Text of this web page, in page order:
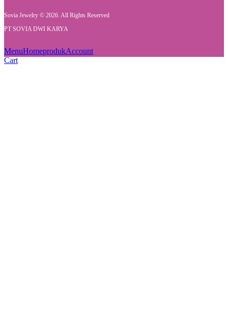
Sovia Jewelry © 2026. All Rights Reserved
PT SOVIA DWI KARYA
MenuHomeprodukAccount
Cart